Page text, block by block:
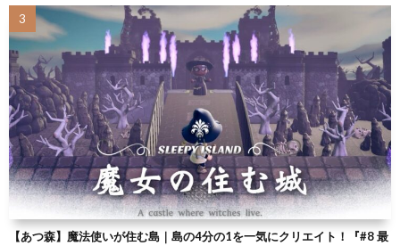
【あつ森】魔法使いが住む島｜島の4分の1を一気にクリエイト！『#8 最